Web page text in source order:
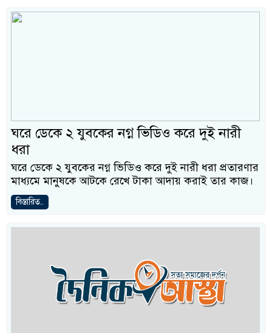
ঘরে ডেকে ২ যুবকের নগ্ন ভিডিও করে দুই নারী
ধরা
ঘরে ডেকে ২ যুবকের নগ্ন ভিডিও করে দুই নারী ধরা প্রতারণার
মাধ্যমে মানুষকে আটকে রেখে টাকা আদায় করাই তার কাজ।
বিস্তারিত..